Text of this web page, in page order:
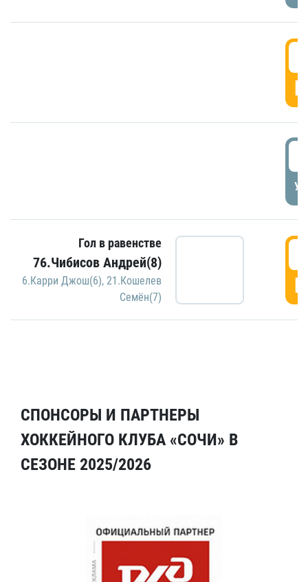
Гол в равенстве
76.Чибисов Андрей(8)
6.Карри Джош(6), 21.Кошелев
Семён(7)
СПОНСОРЫ И ПАРТНЕРЫ
ХОККЕЙНОГО КЛУБА «СОЧИ» В
СЕЗОНЕ 2025/2026